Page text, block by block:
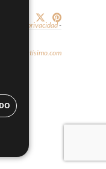
de privacidad-
Internetísimo.com